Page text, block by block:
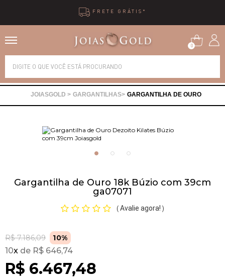
0
GARGANTILHAS GARGANTILHA DE OURO
Gargantilha de Ouro 18k Búzio com 39cm
ga07071
( Avalie agora! )
R$ 7.186,09 10%
R$ 6.467,48
10x R$ 646,74
Alianças
Brincos
Pulseiras